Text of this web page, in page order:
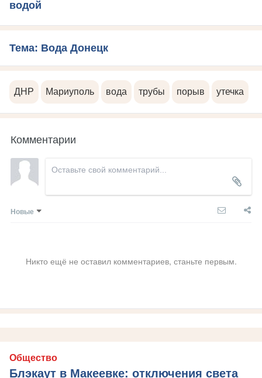
водой
Тема: Вода Донецк
ДНР Мариуполь вода трубы порыв утечка
Комментарии
Новые
Никто ещё не оставил комментариев, станьте первым.
Общество
Блэкаут в Макеевке: отключения света